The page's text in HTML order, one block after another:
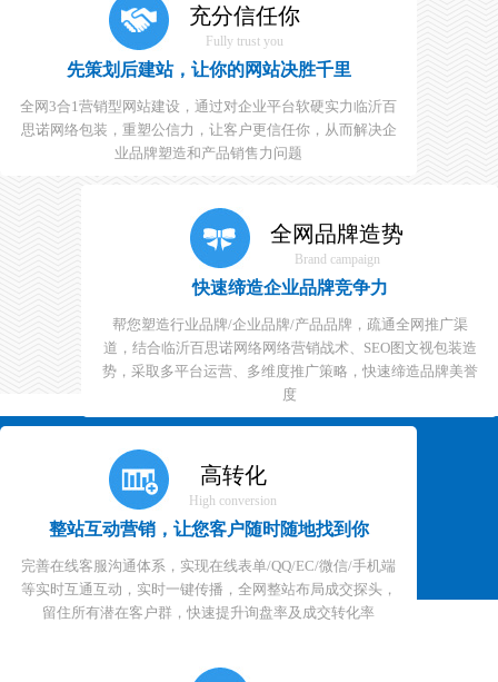
充分信任你
Fully trust you
先策划后建站，让你的网站决胜千里
全网3合1营销型网站建设，通过对企业平台软硬实力临沂百
思诺网络包装，重塑公信力，让客户更信任你，从而解决企
业品牌塑造和产品销售力问题
全网品牌造势
Brand campaign
快速缔造企业品牌竞争力
帮您塑造行业品牌/企业品牌/产品品牌，疏通全网推广渠
道，结合临沂百思诺网络网络营销战术、SEO图文视包装造
势，采取多平台运营、多维度推广策略，快速缔造品牌美誉
度
高转化
High conversion
整站互动营销，让您客户随时随地找到你
完善在线客服沟通体系，实现在线表单/QQ/EC/微信/手机端
等实时互通互动，实时一键传播，全网整站布局成交探头，
留住所有潜在客户群，快速提升询盘率及成交转化率
临沂百思诺网络
电话 : 400-800-9588
网址 : www.bsno.cn
邮箱 : sdxo@163.com
地址 : 山东省临沂市文化中心